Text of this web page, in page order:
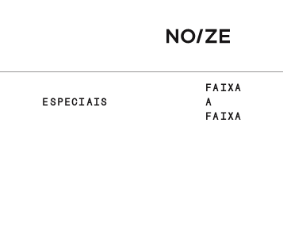
ESPECIAIS
FAIXA
A
FAIXA